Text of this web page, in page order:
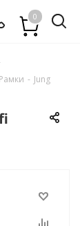
0
Рамки - Jung